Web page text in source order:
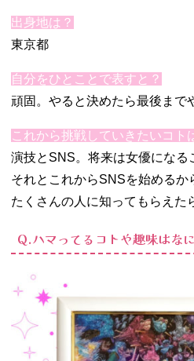
出身地は？
東京都
自分をひとことで表すと？
頑固。やると決めたら最後まで
これから挑戦していきたいコト
演技とSNS。将来は女優になる
それとこれからSNSを始めるか
たくさんの人に知ってもらえ
Q.ハマってるコトや趣味はな